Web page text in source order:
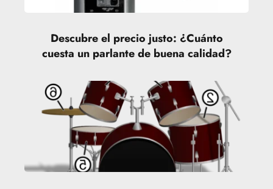
Descubre el precio justo: ¿Cuánto
cuesta un parlante de buena calidad?